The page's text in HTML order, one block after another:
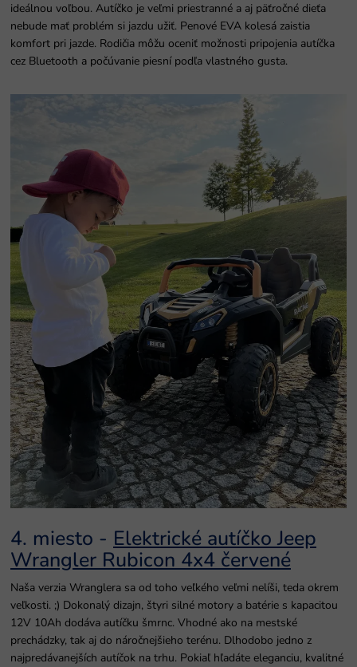
ideálnou voľbou. Autíčko je veľmi priestranné a aj päťročné dieťa
nebude mať problém si jazdu užiť. Penové EVA kolesá zaistia
komfort pri jazde. Rodičia môžu oceniť možnosti pripojenia autíčka
cez Bluetooth a počúvanie piesní podľa vlastného gusta.
4. miesto - Elektrické autíčko Jeep
Wrangler Rubicon 4x4 červené
Naša verzia Wranglera sa od toho veľkého veľmi nelíši, teda okrem
veľkosti. ;) Dokonalý dizajn, štyri silné motory a batérie s kapacitou
12V 10Ah dodáva autíčku šmrnc. Vhodné ako na mestské
prechádzky, tak aj do náročnejšieho terénu. Dlhodobo jedno z
najpredávanejších autíčok na trhu. Pokiaľ hľadáte eleganciu, kvalitné